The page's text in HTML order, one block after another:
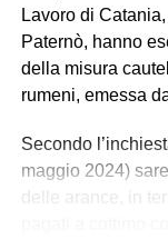
Lavoro di
Paternò, hanno
della misura
rumeni, emessa
Secondo
maggio 2024)
delle arance, in